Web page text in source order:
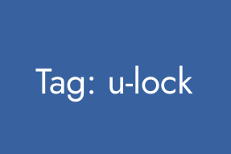
Tag: u-lock